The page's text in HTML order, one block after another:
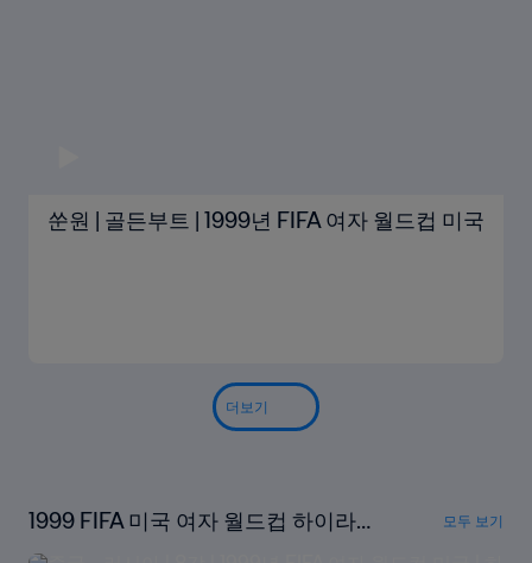
쑨원 | 골든부트 | 1999년 FIFA 여자 월드컵 미국
더보기
1999 FIFA 미국 여자 월드컵 하이라이
트
모두 보기